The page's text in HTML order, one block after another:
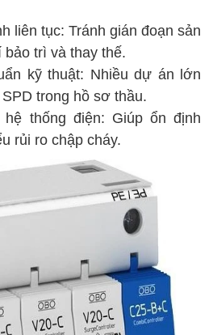
liên tục: Tránh gián đoạn sản
trì và thay thế.
kỹ thuật: Nhiều dự án lớn
trong hồ sơ thầu.
thống điện: Giúp ổn định
rủi ro chập cháy.